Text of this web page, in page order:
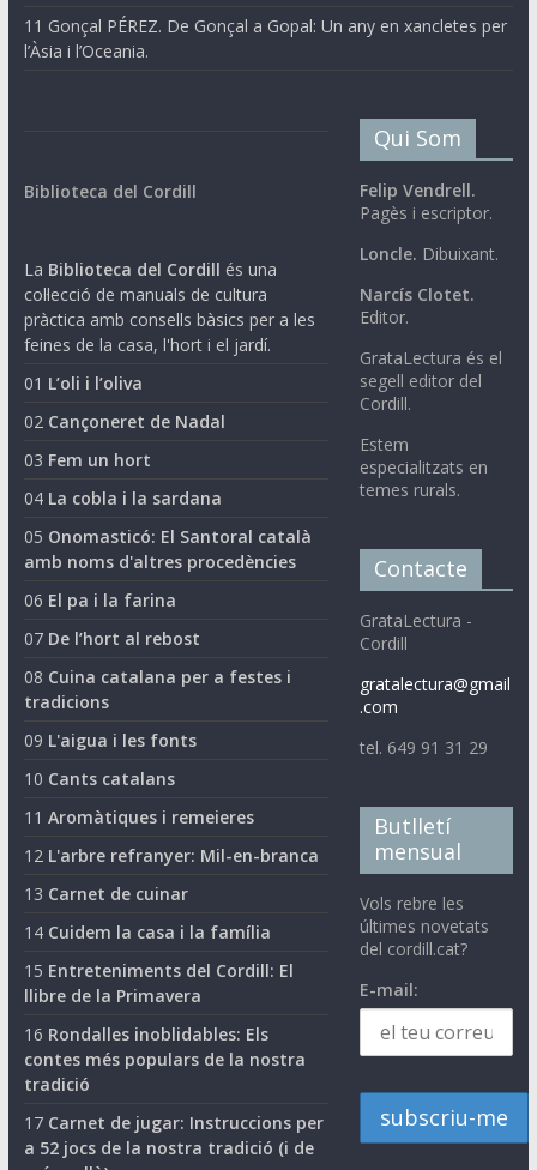
11 Gonçal PÉREZ. De Gonçal a Gopal: Un any en xancletes per
l’Àsia i l’Oceania.
Biblioteca del Cordill
La Biblioteca del Cordill és una
col·lecció de manuals de cultura
pràctica amb consells bàsics per a les
feines de la casa, l'hort i el jardí.
01 L’oli i l’oliva
02 Cançoneret de Nadal
03 Fem un hort
04 La cobla i la sardana
05 Onomasticó: El Santoral català
amb noms d'altres procedències
06 El pa i la farina
07 De l’hort al rebost
08 Cuina catalana per a festes i
tradicions
09 L'aigua i les fonts
10 Cants catalans
11 Aromàtiques i remeieres
12 L'arbre refranyer: Mil-en-branca
13 Carnet de cuinar
14 Cuidem la casa i la família
15 Entreteniments del Cordill: El
llibre de la Primavera
16 Rondalles inoblidables: Els
contes més populars de la nostra
tradició
17 Carnet de jugar: Instruccions per
a 52 jocs de la nostra tradició (i de
Qui Som
Felip Vendrell.
Pagès i escriptor.
Loncle. Dibuixant.
Narcís Clotet.
Editor.
GrataLectura és el
segell editor del
Cordill.
Estem
especialitzats en
temes rurals.
Contacte
GrataLectura -
Cordill
gratalectura@gmail
.com
tel. 649 91 31 29
Butlletí
mensual
Vols rebre les
últimes novetats
del cordill.cat?
E-mail: